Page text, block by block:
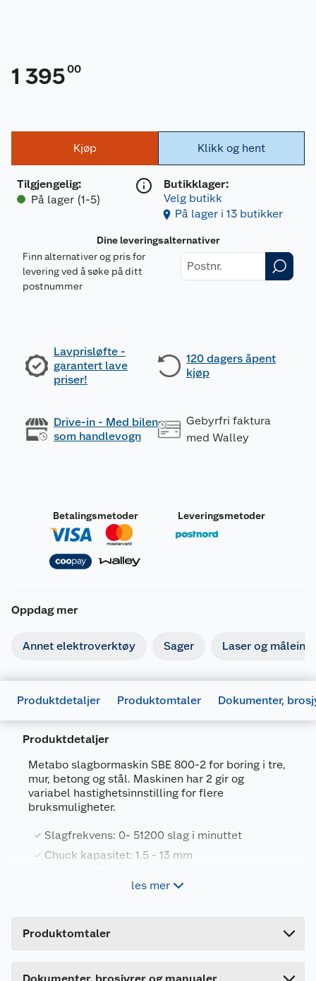
1 39500
Kjøp
Tilgjengelig:
På lager (1-5)
Klikk og hent
Butikklager:
Velg butikk
På lager i 13 butikker
Dine leveringsalternativer
Finn alternativer og pris for
levering ved å søke på ditt
postnummer
Lavprisløfte -
garantert lave
priser!
120 dagers åpent
kjøp
Drive-in - Med bilen
som handlevogn
Gebyrfri faktura
med Walley
Betalingsmetoder Leveringsmetoder
Oppdag mer
Annet elektroverktøy Sager Laser og
Produktdetaljer Produktomtaler Dokumenter,
Produktdetaljer
Metabo slagbormaskin SBE 800-2 for boring i tre,
mur, betong og stål. Maskinen har 2 gir og
variabel hastighetsinnstilling for flere
bruksmuligheter.
Slagfrekvens: 0- 51200 slag i minuttet
Chuck kapasitet: 1.5 - 13 mm
Produktegenskaper
les mer
Produktomtaler
Dette produktet har ikke fått noen omtale ennå.
Generelt
Leverandørens artikkelnummer
Bruttovekt